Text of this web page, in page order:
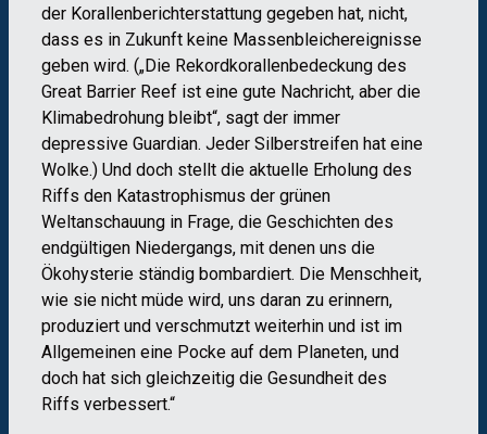
der Korallenberichterstattung gegeben hat, nicht,
dass es in Zukunft keine Massenbleichereignisse
geben wird. („Die Rekordkorallenbedeckung des
Great Barrier Reef ist eine gute Nachricht, aber die
Klimabedrohung bleibt“, sagt der immer
depressive Guardian. Jeder Silberstreifen hat eine
Wolke.) Und doch stellt die aktuelle Erholung des
Riffs den Katastrophismus der grünen
Weltanschauung in Frage, die Geschichten des
endgültigen Niedergangs, mit denen uns die
Ökohysterie ständig bombardiert. Die Menschheit,
wie sie nicht müde wird, uns daran zu erinnern,
produziert und verschmutzt weiterhin und ist im
Allgemeinen eine Pocke auf dem Planeten, und
doch hat sich gleichzeitig die Gesundheit des
Riffs verbessert.“